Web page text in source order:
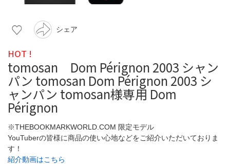
シェア
HOT !
tomosan Dom Pérignon 2003 シャン
パン tomosan Dom Pérignon 2003 シ
ャンパン tomosan様専用 Dom
Pérignon
※THEBOOKMARKWORLD.COM 限定モデル
YouTuberの皆様に商品の使い心地などをご紹介いただいておりま
す！
紹介動画はこちら